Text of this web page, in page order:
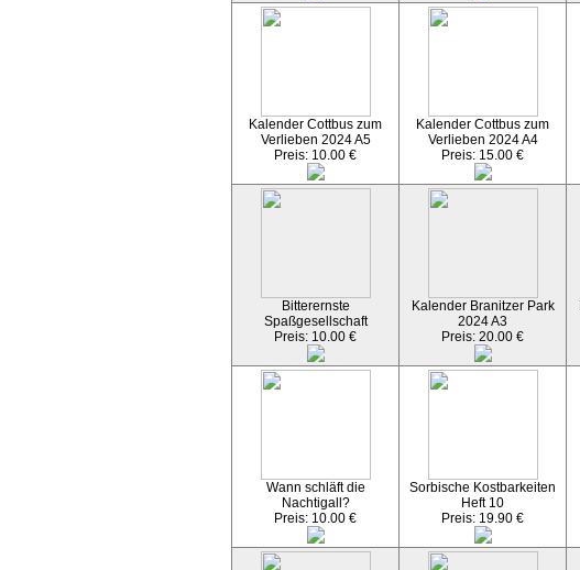
Kalender Cottbus zum
Verlieben 2024 A5
Preis: 10.00 €
Kalender Cottbus zum
Verlieben 2024 A4
Preis: 15.00 €
Bitterernste
Spaßgesellschaft
Preis: 10.00 €
Kalender Branitzer Park
2024 A3
Preis: 20.00 €
Wann schläft die
Nachtigall?
Preis: 10.00 €
Sorbische Kostbarkeiten
Heft 10
Preis: 19.90 €